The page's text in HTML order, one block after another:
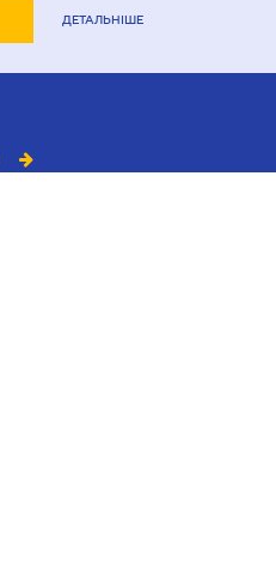
ДЕТАЛЬНІШЕ